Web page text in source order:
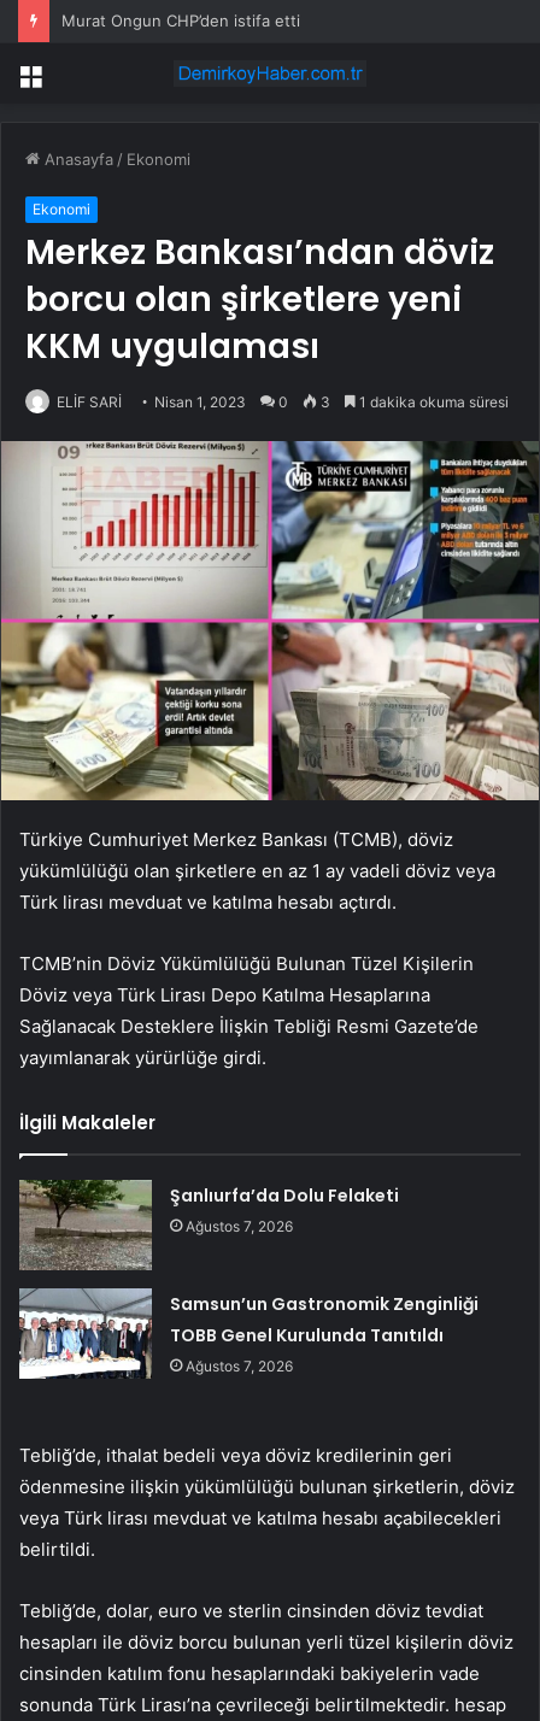
Murat Ongun CHP’den istifa etti
Menü
Anasayfa / Ekonomi
Ekonomi
Merkez Bankası’ndan döviz
borcu olan şirketlere yeni
KKM uygulaması
ELİF SARİ Nisan 1, 2023 0 3 1 dakika okuma süresi
Türkiye Cumhuriyet Merkez Bankası (TCMB), döviz
yükümlülüğü olan şirketlere en az 1 ay vadeli döviz veya
Türk lirası mevduat ve katılma hesabı açtırdı.
TCMB’nin Döviz Yükümlülüğü Bulunan Tüzel Kişilerin
Döviz veya Türk Lirası Depo Katılma Hesaplarına
Sağlanacak Desteklere İlişkin Tebliği Resmi Gazete’de
yayımlanarak yürürlüğe girdi.
İlgili Makaleler
Şanlıurfa’da Dolu Felaketi
Ağustos 7, 2026
Samsun’un Gastronomik Zenginliği
TOBB Genel Kurulunda Tanıtıldı
Ağustos 7, 2026
Tebliğ’de, ithalat bedeli veya döviz kredilerinin geri
ödenmesine ilişkin yükümlülüğü bulunan şirketlerin, döviz
veya Türk lirası mevduat ve katılma hesabı açabilecekleri
belirtildi.
Tebliğ’de, dolar, euro ve sterlin cinsinden döviz tevdiat
hesapları ile döviz borcu bulunan yerli tüzel kişilerin döviz
cinsinden katılım fonu hesaplarındaki bakiyelerin vade
sonunda Türk Lirası’na çevrileceği belirtilmektedir. hesap